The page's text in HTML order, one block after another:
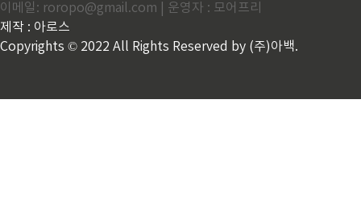
삼성에어컨 청소서비스 예약이 가능하니 바로 예약 신
청하시기 바랍니다. 삼성에어컨 청소 예약하기👆 삼
성에어컨 청소는 삼성케어플러스를 통하여 예약진행
후 서비스 받을 수 있습니다. 천..
이메일: roropo@gmail.com | 운영자 : 모어프리
제작 : 아로스
Copyrights © 2022 All Rights Reserved by (주)아백.